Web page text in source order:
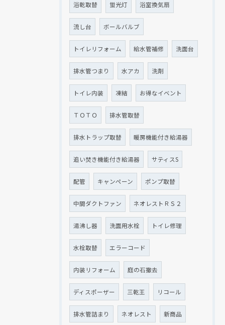
浴乾取替 蛍光灯 浴室換気扇
流し台 ボールバルブ
トイレリフォーム 給水管補修 洗面台
排水管つまり 水アカ 洗剤
トイレ内装 凍結 お得なイベント
ＴＯＴＯ 排水管取替
排水トラップ取替 暖房機能付き給湯器
追い焚き機能付き給湯器 サティスS
配管 キャンペーン ポンプ取替
中間ダクトファン ネオレストＲＳ２
湯沸し器 洗面用水栓 トイレ修理
水栓取替 エラーコード
内装リフォーム 庭の石撤去
ディスポーザー 三乾王 リコール
排水管詰まり ネオレスト 新商品